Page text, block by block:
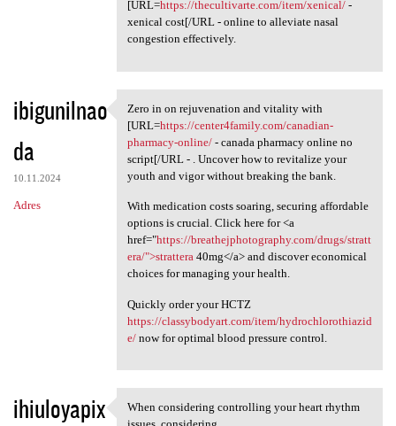
[URL=https://thecultivarte.com/item/xenical/-
xenical cost[/URL - online to alleviate nasal
congestion effectively.
ibigunilnao
da
10.11.2024
Adres
Zero in on rejuvenation and
Zero in on rejuvenation and vitality with
[URL=https://center4family.com/canadian-
pharmacy-online/- canada pharmacy online no
script[/URL - . Uncover how to revitalize your
youth and vigor without breaking the bank.
With medication costs soaring, securing affordable
options is crucial. Click here for <a
href="https://breathejphotography.com/drugs/stratt
era/">strattera40mg</a> and discover economical
choices for managing your health.
Quickly order your HCTZ
https://classybodyart.com/item/hydrochlorothiazid
e/now for optimal blood pressure control.
ihiuloyapix When considering controlling
When considering controlling your heart rhythm